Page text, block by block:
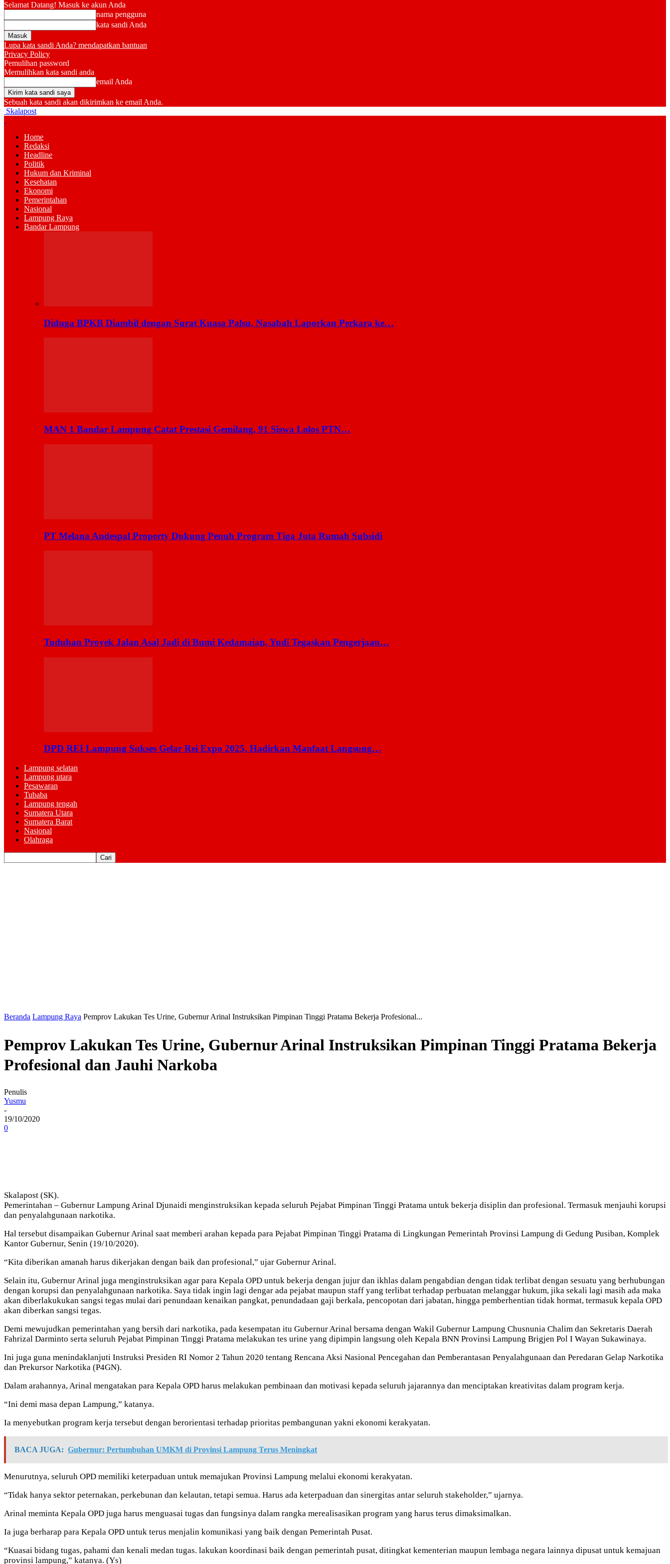
Selamat Datang! Masuk ke akun Anda
nama pengguna
kata sandi Anda
Lupa kata sandi Anda? mendapatkan bantuan
Privacy Policy
Pemulihan password
Memulihkan kata sandi anda
email Anda
Sebuah kata sandi akan dikirimkan ke email Anda.
Skalapost
Home
Redaksi
Headline
Politik
Hukum dan Kriminal
Kesehatan
Ekonomi
Pemerintahan
Nasional
Lampung Raya
Bandar Lampung
Diduga BPKB Diambil dengan Surat Kuasa Palsu, Nasabah Laporkan Perkara ke…
MAN 1 Bandar Lampung Catat Prestasi Gemilang, 91 Siswa Lolos PTN…
PT Melana Andespal Property Dukung Penuh Program Tiga Juta Rumah Subsidi
Tuduhan Proyek Jalan Asal Jadi di Bumi Kedamaian, Yudi Tegaskan Pengerjaan…
DPD REI Lampung Sukses Gelar Rei Expo 2025, Hadirkan Manfaat Langsung…
Lampung selatan
Lampung utara
Pesawaran
Tubaba
Lampung tengah
Sumatera Utara
Sumatera Barat
Nasional
Olahraga
Beranda Lampung Raya Pemprov Lakukan Tes Urine, Gubernur Arinal Instruksikan Pimpinan Tinggi Pratama Bekerja Profesional...
Pemprov Lakukan Tes Urine, Gubernur Arinal Instruksikan Pimpinan Tinggi Pratama Bekerja
Profesional dan Jauhi Narkoba
Penulis
Yusmu
-
19/10/2020
0
Skalapost (SK).
Pemerintahan – Gubernur Lampung Arinal Djunaidi menginstruksikan kepada seluruh Pejabat Pimpinan Tinggi Pratama untuk bekerja disiplin dan profesional. Termasuk menjauhi korupsi
dan penyalahgunaan narkotika.
Hal tersebut disampaikan Gubernur Arinal saat memberi arahan kepada para Pejabat Pimpinan Tinggi Pratama di Lingkungan Pemerintah Provinsi Lampung di Gedung Pusiban, Komplek
Kantor Gubernur, Senin (19/10/2020).
“Kita diberikan amanah harus dikerjakan dengan baik dan profesional,” ujar Gubernur Arinal.
Selain itu, Gubernur Arinal juga menginstruksikan agar para Kepala OPD untuk bekerja dengan jujur dan ikhlas dalam pengabdian dengan tidak terlibat dengan sesuatu yang berhubungan
dengan korupsi dan penyalahgunaan narkotika. Saya tidak ingin lagi dengar ada pejabat maupun staff yang terlibat terhadap perbuatan melanggar hukum, jika sekali lagi masih ada maka
akan diberlakukukan sangsi tegas mulai dari penundaan kenaikan pangkat, penundadaan gaji berkala, pencopotan dari jabatan, hingga pemberhentian tidak hormat, termasuk kepala OPD
akan diberkan sangsi tegas.
Demi mewujudkan pemerintahan yang bersih dari narkotika, pada kesempatan itu Gubernur Arinal bersama dengan Wakil Gubernur Lampung Chusnunia Chalim dan Sekretaris Daerah
Fahrizal Darminto serta seluruh Pejabat Pimpinan Tinggi Pratama melakukan tes urine yang dipimpin langsung oleh Kepala BNN Provinsi Lampung Brigjen Pol I Wayan Sukawinaya.
Ini juga guna menindaklanjuti Instruksi Presiden RI Nomor 2 Tahun 2020 tentang Rencana Aksi Nasional Pencegahan dan Pemberantasan Penyalahgunaan dan Peredaran Gelap Narkotika
dan Prekursor Narkotika (P4GN).
Dalam arahannya, Arinal mengatakan para Kepala OPD harus melakukan pembinaan dan motivasi kepada seluruh jajarannya dan menciptakan kreativitas dalam program kerja.
“Ini demi masa depan Lampung,” katanya.
Ia menyebutkan program kerja tersebut dengan berorientasi terhadap prioritas pembangunan yakni ekonomi kerakyatan.
BACA JUGA: Gubernur: Pertumbuhan UMKM di Provinsi Lampung Terus Meningkat
Menurutnya, seluruh OPD memiliki keterpaduan untuk memajukan Provinsi Lampung melalui ekonomi kerakyatan.
“Tidak hanya sektor peternakan, perkebunan dan kelautan, tetapi semua. Harus ada keterpaduan dan sinergitas antar seluruh stakeholder,” ujarnya.
Arinal meminta Kepala OPD juga harus menguasai tugas dan fungsinya dalam rangka merealisasikan program yang harus terus dimaksimalkan.
Ia juga berharap para Kepala OPD untuk terus menjalin komunikasi yang baik dengan Pemerintah Pusat.
“Kuasai bidang tugas, pahami dan kenali medan tugas. lakukan koordinasi baik dengan pemerintah pusat, ditingkat kementerian maupun lembaga negara lainnya dipusat untuk kemajuan
provinsi lampung,” katanya. (Ys)